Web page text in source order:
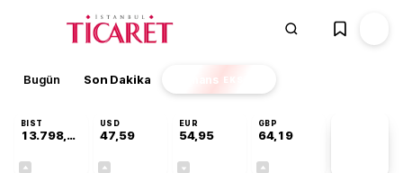
Bugün Son Dakika Finans EKSTRA
BIST
13.798,82
USD
47,59
EUR
54,95
GBP
64,19